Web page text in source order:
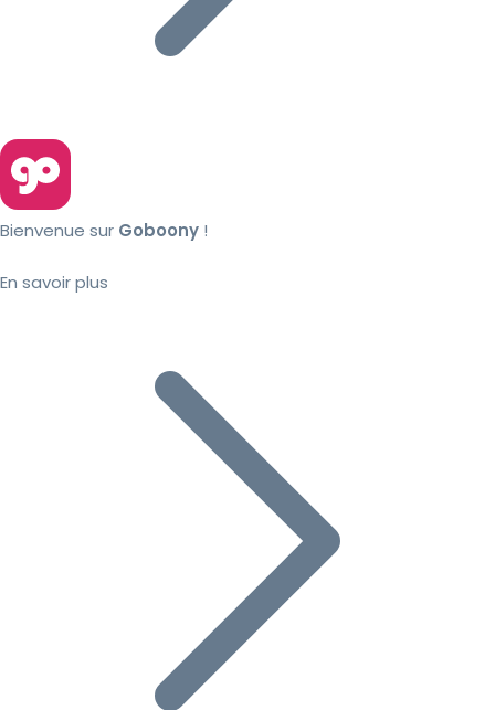
Bienvenue sur Goboony !
En savoir plus